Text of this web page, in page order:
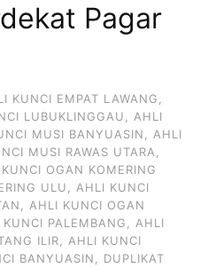
Pagar
KUNCI EMPAT LAWANG,
LUBUKLINGGAU, AHLI
MUSI BANYUASIN, AHLI
MUSI RAWAS UTARA,
OGAN KOMERING
ULU, AHLI KUNCI
, AHLI KUNCI OGAN
PALEMBANG, AHLI
ILIR, AHLI KUNCI
BANYUASIN, DUPLIKAT